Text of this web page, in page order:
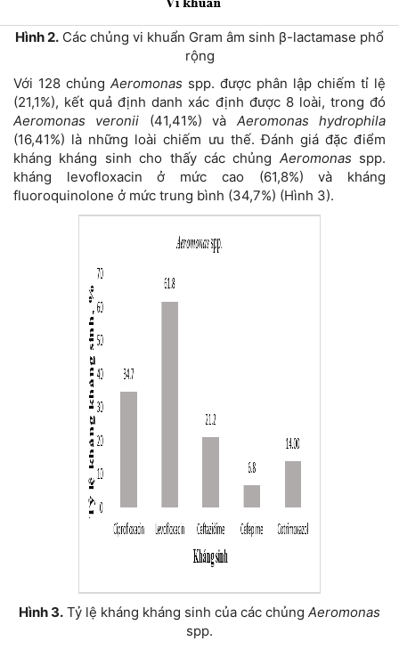
Hình 2. Các chủng vi khuẩn Gram âm sinh β-lactamase phổ
rộng
Với 128 chủng Aeromonas spp. được phân lập chiếm tỉ lệ
(21,1%), kết quả định danh xác định được 8 loài, trong đó
Aeromonas veronii (41,41%) và Aeromonas hydrophila
(16,41%) là những loài chiếm ưu thế. Đánh giá đặc điểm
kháng kháng sinh cho thấy các chủng Aeromonas spp.
kháng levofloxacin ở mức cao (61,8%) và kháng
fluoroquinolone ở mức trung bình (34,7%) (Hình 3).
Hình 3. Tỷ lệ kháng kháng sinh của các chủng Aeromonas
spp.